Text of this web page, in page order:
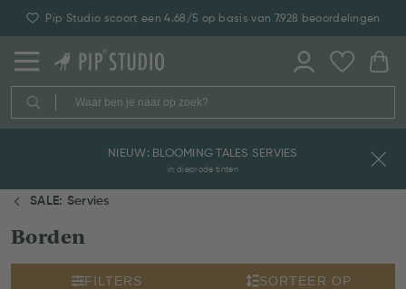
Pip Studio scoort een 4.68/5 op basis van 7.928 beoordelingen
NIEUW: BLOOMING TALES SERVIES
in dieprode tinten
SALE: Servies
Borden
FILTERS SORTEER OP